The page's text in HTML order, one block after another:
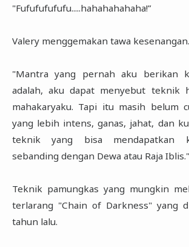
"Fufufufufufu.....hahahahahaha!”
Valery menggemakan tawa kesenangan.
"Mantra yang pernah aku berikan
adalah, aku dapat menyebut teknik
mahakaryaku. Tapi itu masih belum
yang lebih intens, ganas, jahat, dan
teknik yang bisa mendapatkan
sebanding dengan Dewa atau Raja Iblis."
Teknik pamungkas yang mungkin
terlarang "Chain of Darkness" yang
tahun lalu.